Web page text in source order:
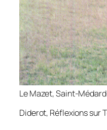
Le Mazet, Saint-
Diderot, Réflexions sur